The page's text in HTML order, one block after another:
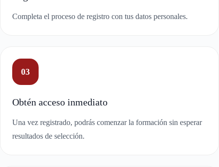
Completa el proceso de registro con tus datos personales.
03
Obtén acceso inmediato
Una vez registrado, podrás comenzar la formación sin esperar
resultados de selección.